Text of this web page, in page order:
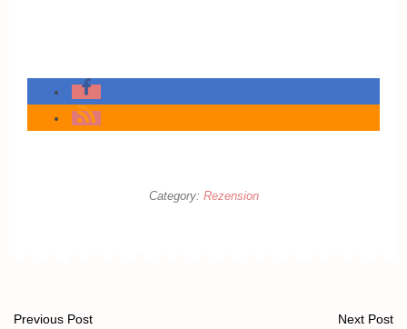
Category: Rezension
Next Post
Previous Post